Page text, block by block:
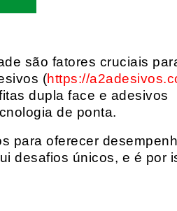
são fatores cruciais
(https://
dupla face e adesivos
de ponta.
para oferecer
desafios únicos, e é por